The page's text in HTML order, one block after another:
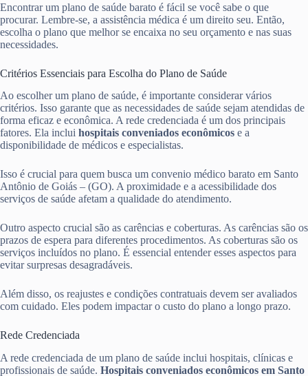
Encontrar um plano de saúde barato é fácil se você sabe o que
procurar. Lembre-se, a assistência médica é um direito seu. Então,
escolha o plano que melhor se encaixa no seu orçamento e nas suas
necessidades.
Critérios Essenciais para Escolha do Plano de Saúde
Ao escolher um plano de saúde, é importante considerar vários
critérios. Isso garante que as necessidades de saúde sejam atendidas de
forma eficaz e econômica. A rede credenciada é um dos principais
fatores. Ela inclui hospitais conveniados econômicos e a
disponibilidade de médicos e especialistas.
Isso é crucial para quem busca um convenio médico barato em Santo
Antônio de Goiás – (GO). A proximidade e a acessibilidade dos
serviços de saúde afetam a qualidade do atendimento.
Outro aspecto crucial são as carências e coberturas. As carências são os
prazos de espera para diferentes procedimentos. As coberturas são os
serviços incluídos no plano. É essencial entender esses aspectos para
evitar surpresas desagradáveis.
Além disso, os reajustes e condições contratuais devem ser avaliados
com cuidado. Eles podem impactar o custo do plano a longo prazo.
Rede Credenciada
A rede credenciada de um plano de saúde inclui hospitais, clínicas e
profissionais de saúde. Hospitais conveniados econômicos em Santo